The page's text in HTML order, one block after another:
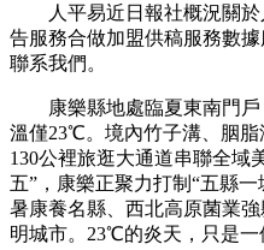
人平易近日報社概況關於
告服務合做加盟供稿服務數
聯系我們。
康樂縣地處臨夏東南門戶
溫僅23℃。境內竹子溝、胭脂
130公裡旅逛大通道串聯全域
五”，康樂正聚力打制“五縣
暑康養名縣、西北高原菌業
明城市。23℃的炎天，只是一